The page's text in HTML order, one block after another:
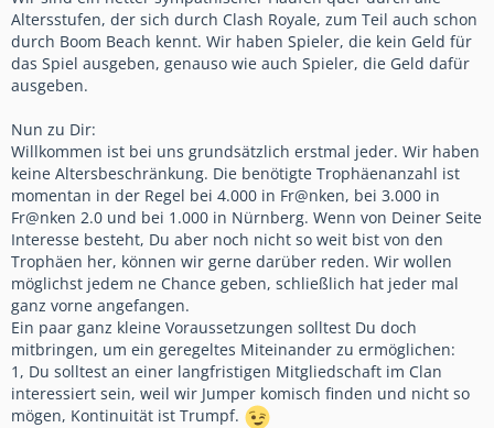
Altersstufen, der sich durch Clash Royale, zum Teil auch schon
durch Boom Beach kennt. Wir haben Spieler, die kein Geld für
das Spiel ausgeben, genauso wie auch Spieler, die Geld dafür
ausgeben.
Nun zu Dir:
Willkommen ist bei uns grundsätzlich erstmal jeder. Wir haben
keine Altersbeschränkung. Die benötigte Trophäenanzahl ist
momentan in der Regel bei 4.000 in Fr@nken, bei 3.000 in
Fr@nken 2.0 und bei 1.000 in Nürnberg. Wenn von Deiner Seite
Interesse besteht, Du aber noch nicht so weit bist von den
Trophäen her, können wir gerne darüber reden. Wir wollen
möglichst jedem ne Chance geben, schließlich hat jeder mal
ganz vorne angefangen.
Ein paar ganz kleine Voraussetzungen solltest Du doch
mitbringen, um ein geregeltes Miteinander zu ermöglichen:
1, Du solltest an einer langfristigen Mitgliedschaft im Clan
interessiert sein, weil wir Jumper komisch finden und nicht so
mögen, Kontinuität ist Trumpf.